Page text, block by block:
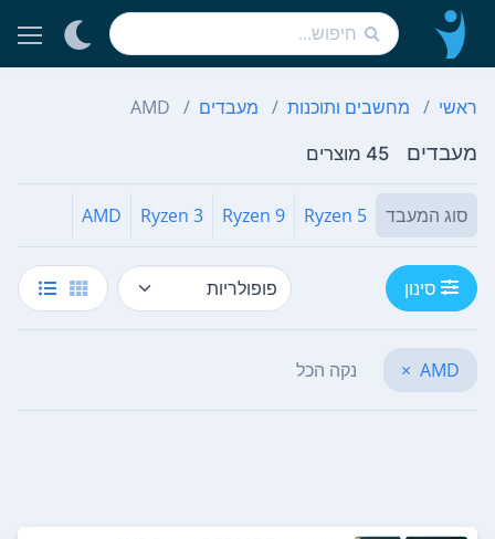
ראשי מחשבים ותוכנות מעבדים AMD
מעבדים 45 מוצרים
סוג המעבד Ryzen 5
Ryzen 9
Ryzen 3
AMD
סינון
AMD
× נקה הכל